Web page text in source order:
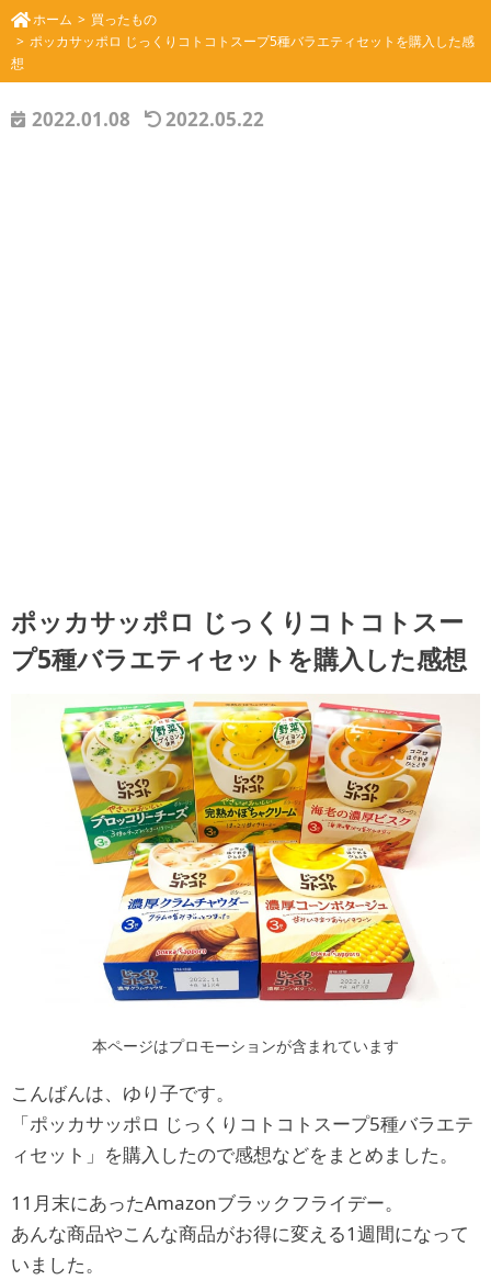
ホーム
買ったもの
ポッカサッポロ じっくりコトコトスープ5種バラエティセットを購入した感
想
2022.01.08 2022.05.22
ポッカサッポロ じっくりコトコトスー
プ5種バラエティセットを購入した感想
本ページはプロモーションが含まれています
こんばんは、ゆり子です。
「ポッカサッポロ じっくりコトコトスープ5種バラエテ
ィセット」を購入したので感想などをまとめました。
11月末にあったAmazonブラックフライデー。
あんな商品やこんな商品がお得に変える1週間になって
いました。